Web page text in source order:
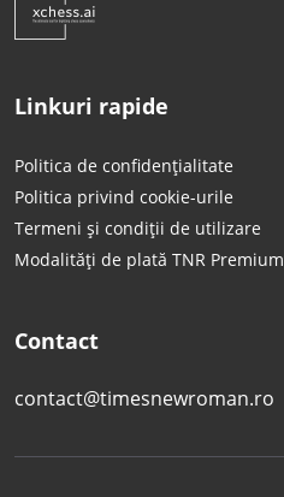
Linkuri rapide
Politica de confidențialitate
Politica privind cookie-urile
Termeni și condiții de utilizare
Modalități de plată TNR Premium
Contact
contact@timesnewroman.ro